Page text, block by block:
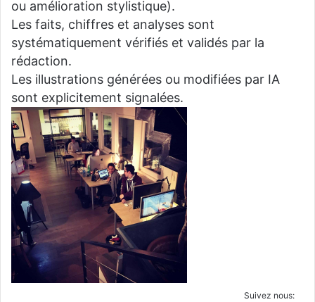
ou amélioration stylistique).
Les faits, chiffres et analyses sont
systématiquement vérifiés et validés par la
rédaction.
Les illustrations générées ou modifiées par IA
sont explicitement signalées.
Suivez nous: